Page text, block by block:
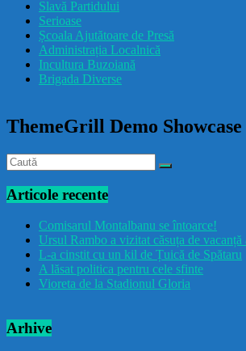
Slavă Partidului
Serioase
Școala Ajutătoare de Presă
Administrația Localnică
Incultura Buzoiană
Brigada Diverse
ThemeGrill Demo Showcase
Articole recente
Comisarul Montalbanu se întoarce!
Ursul Rambo a vizitat căsuța de
L-a cinstit cu un kil de Țuică de Spătaru
A lăsat politica pentru cele sfinte
Vioreta de la Stadionul Gloria
Arhive